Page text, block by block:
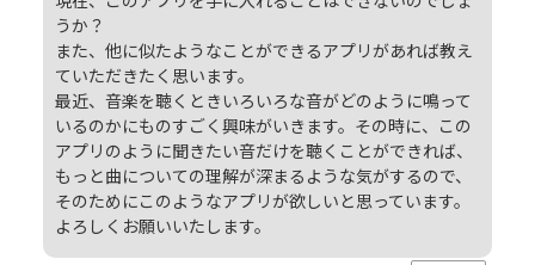
うか？
また、他に似たようなことができるアプリがあれば教え
ていただきたく思います。
最近、音楽を聴くときいろいろな音がどのように鳴って
いるのかにものすごく興味がいきます。その時に、この
アプリのように聞きたい音だけを聴くことができれば、
もっと曲についての理解が深まるような気がするので、
そのためにこのようなアプリが欲しいと思っています。
よろしくお願いいたします。